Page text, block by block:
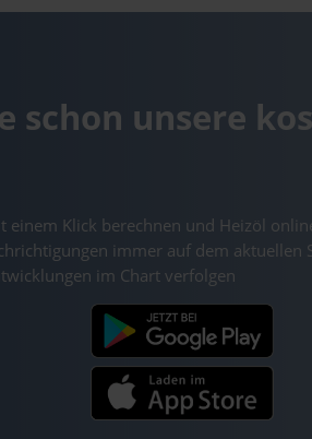
schon unsere
einem Klick berechnen und Heizöl
immer auf dem aktuellen
im Chart verfolgen